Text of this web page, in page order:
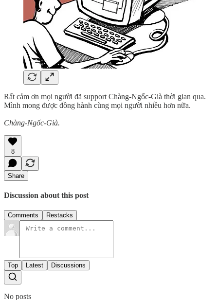
Rất cảm ơn mọi người đã support Chàng-Ngốc-Già thời gian qua.
Mình mong được đồng hành cùng mọi người nhiều hơn nữa.
Chàng-Ngốc-Già.
8
Share
Discussion about this post
Comments Restacks
Top Latest Discussions
No posts